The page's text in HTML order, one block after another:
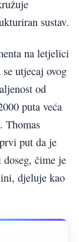
sustav.
na letjelici
utjecaj ovog
od
puta veća
Thomas
put da je
doseg, čime je
djeluje kao